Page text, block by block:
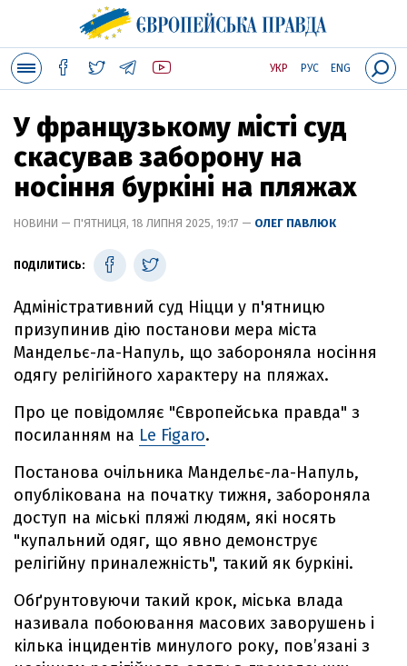
УКР РУС ENG
У французькому місті суд
скасував заборону на
носіння буркіні на пляжах
НОВИНИ — П'ЯТНИЦЯ, 18 ЛИПНЯ 2025, 19:17 — ОЛЕГ ПАВЛЮК
ПОДІЛИТИСЬ:
Адміністративний суд Ніцци у п'ятницю
призупинив дію постанови мера міста
Мандельє-ла-Напуль, що забороняла носіння
одягу релігійного характеру на пляжах.
Про це повідомляє "Європейська правда" з
посиланням на Le Figaro.
Постанова очільника Мандельє-ла-Напуль,
опублікована на початку тижня, забороняла
доступ на міські пляжі людям, які носять
"купальний одяг, що явно демонструє
релігійну приналежність", такий як буркіні.
Обґрунтовуючи такий крок, міська влада
називала побоювання масових заворушень і
кілька інцидентів минулого року, повʼязані з